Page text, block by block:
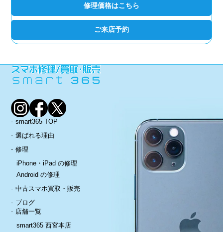
修理価格はこちら
ご来店予約
smart365 TOP
選ばれる理由
修理
iPhone・iPad の修理
Android の修理
中古スマホ買取・販売
ブログ
店舗一覧
smart365 西宮本店